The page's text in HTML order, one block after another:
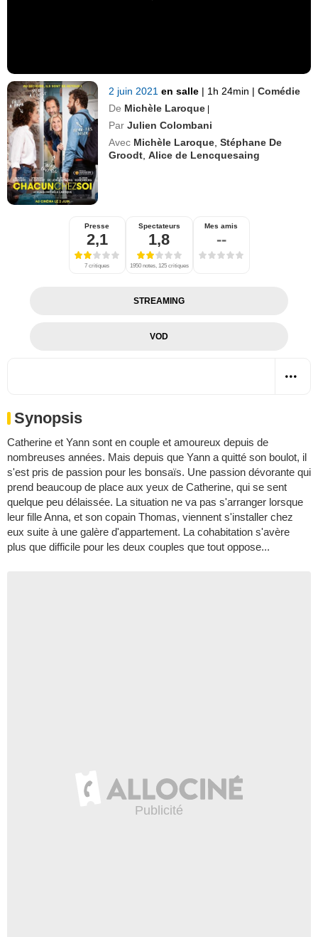
2 juin 2021en salle | 1h 24min | Comédie
De Michèle Laroque |
Par Julien Colombani
Avec Michèle Laroque ,Stéphane De
Groodt ,Alice de Lencquesaing
Presse
2,1
7 critiques
Spectateurs
1,8
1950 notes, 125 critiques
Mes amis
--
STREAMING
VOD
Synopsis
Catherine et Yann sont en couple et amoureux depuis de
nombreuses années. Mais depuis que Yann a quitté son boulot, il
s'est pris de passion pour les bonsaïs. Une passion dévorante qui
prend beaucoup de place aux yeux de Catherine, qui se sent
quelque peu délaissée. La situation ne va pas s'arranger lorsque
leur fille Anna, et son copain Thomas, viennent s'installer chez
eux suite à une galère d'appartement. La cohabitation s'avère
plus que difficile pour les deux couples que tout oppose...